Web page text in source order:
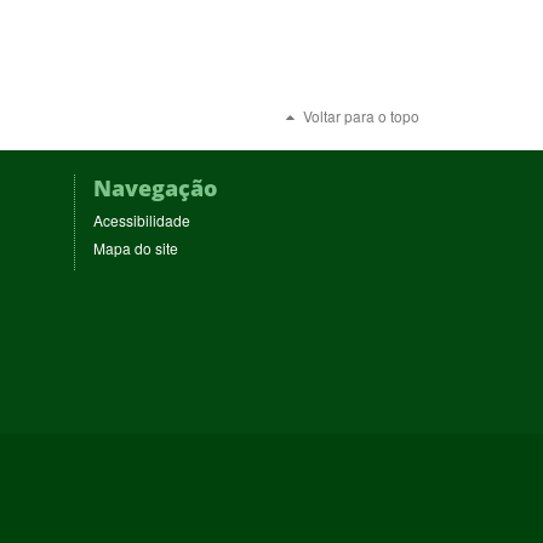
Voltar para o topo
Navegação
Acessibilidade
Mapa do site